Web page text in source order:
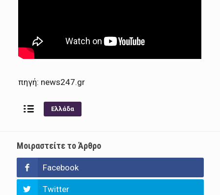
πηγή: news247.gr
Ελλάδα
Μοιραστείτε το Άρθρο
Facebook
Twitter